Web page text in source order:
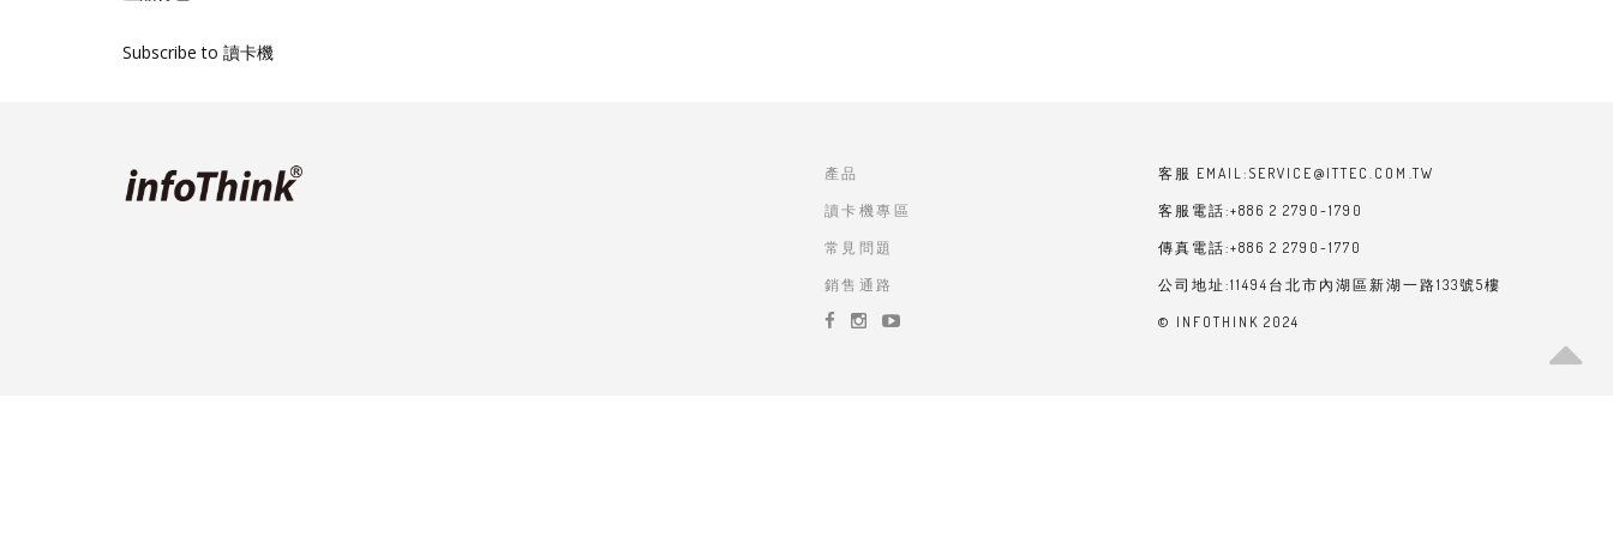
Subscribe to 讀卡機
產品
讀卡機專區
常見問題
銷售通路
客服 EMAIL:SERVICE@ITTEC.COM.TW
客服電話:+886 2 2790-1790
傳真電話:+886 2 2790-1770
公司地址:11494台北市內湖區新湖一路133號5樓
© INFOTHINK 2024